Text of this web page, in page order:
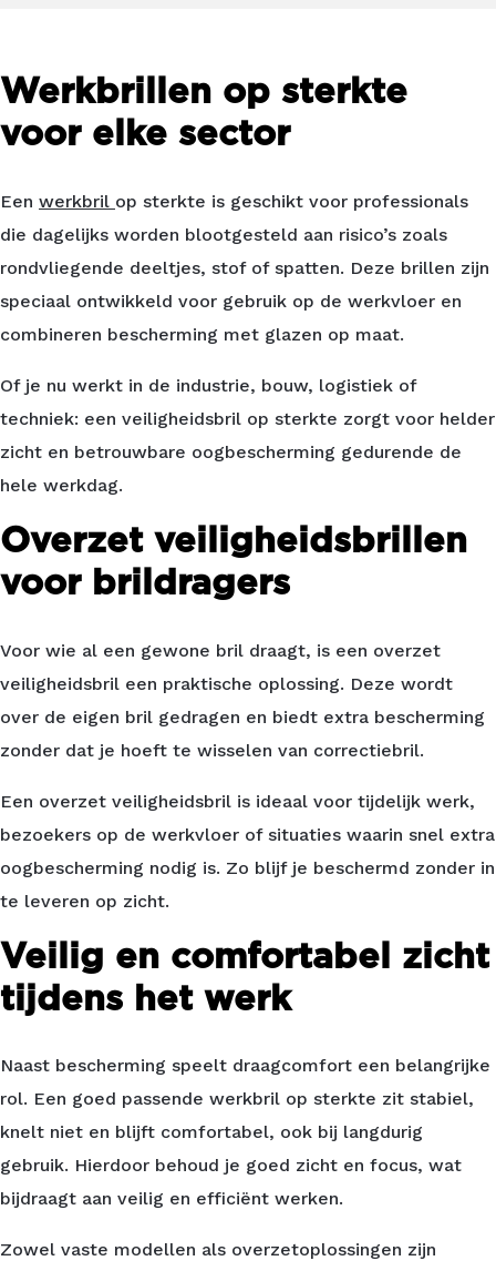
Werkbrillen op sterkte
voor elke sector
Een werkbril op sterkte is geschikt voor professionals
die dagelijks worden blootgesteld aan risico’s zoals
rondvliegende deeltjes, stof of spatten. Deze brillen zijn
speciaal ontwikkeld voor gebruik op de werkvloer en
combineren bescherming met glazen op maat.
Of je nu werkt in de industrie, bouw, logistiek of
techniek: een veiligheidsbril op sterkte zorgt voor helder
zicht en betrouwbare oogbescherming gedurende de
hele werkdag.
Overzet veiligheidsbrillen
voor brildragers
Voor wie al een gewone bril draagt, is een overzet
veiligheidsbril een praktische oplossing. Deze wordt
over de eigen bril gedragen en biedt extra bescherming
zonder dat je hoeft te wisselen van correctiebril.
Een overzet veiligheidsbril is ideaal voor tijdelijk werk,
bezoekers op de werkvloer of situaties waarin snel extra
oogbescherming nodig is. Zo blijf je beschermd zonder in
te leveren op zicht.
Veilig en comfortabel zicht
tijdens het werk
Naast bescherming speelt draagcomfort een belangrijke
rol. Een goed passende werkbril op sterkte zit stabiel,
knelt niet en blijft comfortabel, ook bij langdurig
gebruik. Hierdoor behoud je goed zicht en focus, wat
bijdraagt aan veilig en efficiënt werken.
Zowel vaste modellen als overzetoplossingen zijn